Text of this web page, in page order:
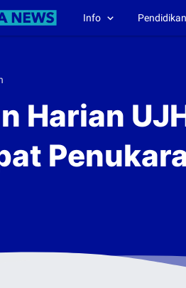
Info Pendidikan
Harian